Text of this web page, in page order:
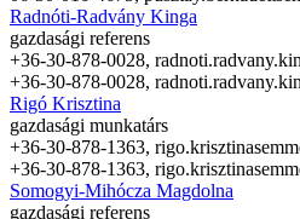
Radnóti-Radvány Kinga
gazdasági referens
+36-30-878-0028,
+36-30-878-0028,
Rigó Krisztina
gazdasági munkatárs
+36-30-878-1363, rigo.krisztina
+36-30-878-1363, rigo.krisztina
Somogyi-Mihócza Magdolna
gazdasági referens